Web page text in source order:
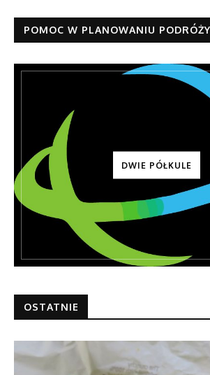
POMOC W PLANOWANIU PODRÓŻY
DWIE PÓŁKULE
OSTATNIE